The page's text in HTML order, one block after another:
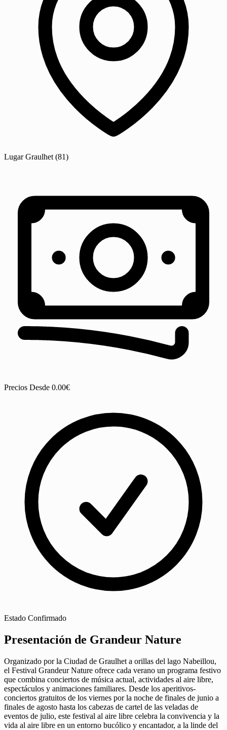
Lugar Graulhet (81)
Precios Desde 0.00€
Estado Confirmado
Presentación de Grandeur Nature
Organizado por la Ciudad de Graulhet a orillas del lago Nabeillou,
el Festival Grandeur Nature ofrece cada verano un programa festivo
que combina conciertos de música actual, actividades al aire libre,
espectáculos y animaciones familiares. Desde los aperitivos-
conciertos gratuitos de los viernes por la noche de finales de junio a
finales de agosto hasta los cabezas de cartel de las veladas de
eventos de julio, este festival al aire libre celebra la convivencia y la
vida al aire libre en un entorno bucólico y encantador, a la linde del